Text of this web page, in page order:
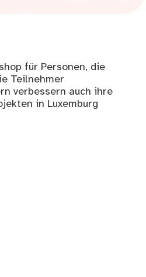
für Personen, die
Teilnehmer
verbessern auch ihre
in Luxemburg